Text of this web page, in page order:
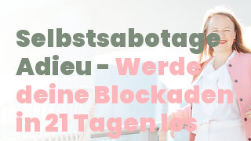
Selbstsabotage
Adieu -Werde
deine Blockaden
in 21 Tagen los